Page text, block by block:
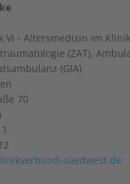
VI - Altersmedizin im
(ZAT),
(GIA)
70
suedwest.de